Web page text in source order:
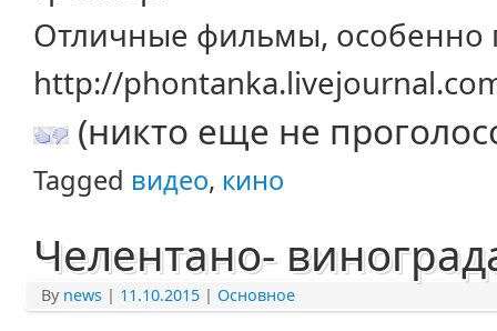
Отличные фильмы, особенно
http://
(никто еще не
Tagged видео, кино
Челентано-
By news | 11.10.2015 | Основное